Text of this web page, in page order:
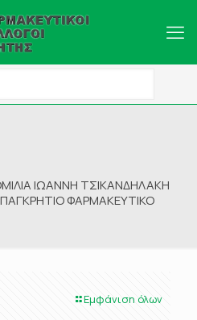
ΙΩΑΝΝΗ ΤΣΙΚΑΝΔΗΛΑΚΗ
ΦΑΡΜΑΚΕΥΤΙΚΟ
Εμφάνιση όλων